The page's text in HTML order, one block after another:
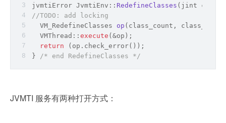
jvmtiError JvmtiEnv:: RedefineClasses ( jint
//TODO:
add locking
VM_RedefineClasses op ( class_count,
  VMThread::
execute ( &op);
return (op.check_error());
}
/* end RedefineClasses */
JVMTI 服务有两种打开方式：